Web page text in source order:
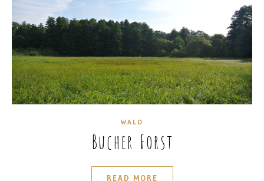
WALD
Bucher Forst
READ MORE